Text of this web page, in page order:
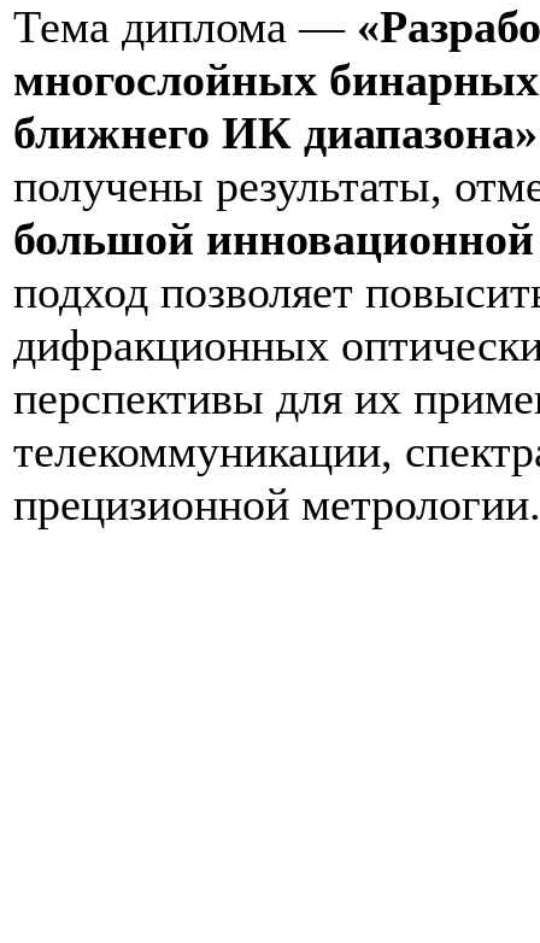
Тема диплома —
многослойных
ближнего ИК диапазона»
получены результаты,
большой
подход позволяет
дифракционных
перспективы для их
телекоммуникации,
прецизионной метрологии.